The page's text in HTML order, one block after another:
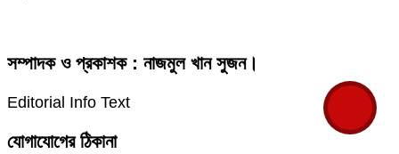
সম্পাদক ও প্রকাশক : নাজমুল খান সুজন।
Editorial Info Text
যোগাযোগের ঠিকানা